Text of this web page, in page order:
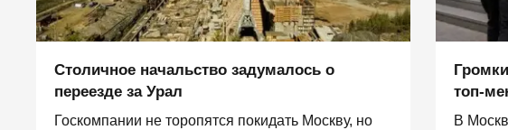
Столичное начальство задумалось о
переезде за Урал
Госкомпании не торопятся покидать Москву, но
топ-
В